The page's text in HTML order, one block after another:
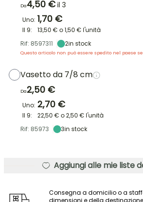
Da4,50 € il 3
Uno: 1,70 €
Il 9: 13,50 € o1,50 € l'unità
Rif: 8597311
2in stock
Questo articolo non può essere spedito nel paese
Vasetto da 7/8 cm
Da2,50 €
Uno: 2,70 €
Il 9: 22,50 € o2,50 € l'unità
Rif: 85973
3in stock
Aggiungi alle mie liste
Consegna a domicilio o a
dimensioni e della